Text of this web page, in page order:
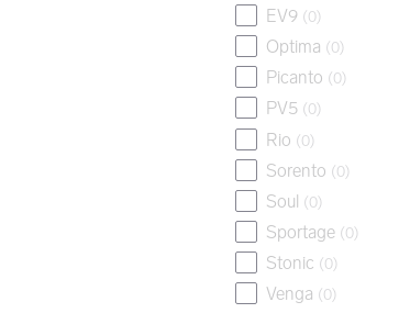
EV9 (0)
Optima (0)
Picanto (0)
PV5 (0)
Rio (0)
Sorento (0)
Soul (0)
Sportage (0)
Stonic (0)
Venga (0)